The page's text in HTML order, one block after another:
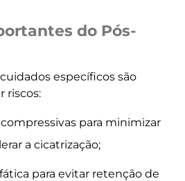
do Pós-
específicos são
riscos:
para minimizar
a cicatrização;
para evitar retenção de